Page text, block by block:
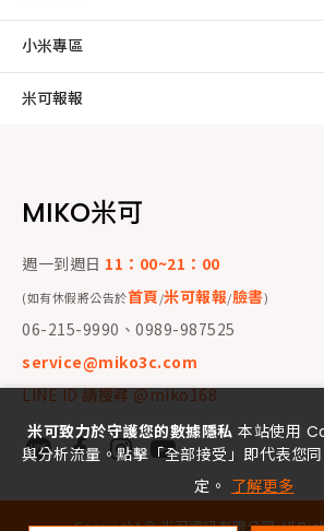
小米專區
米可報報
MIKO米可
週一到週日 11：00~21：00
(如有休假將公告於首頁/米可報報/臉書)
06-215-9990、0989-987525
service@miko3c.com
LINE ID 請搜尋 @miko168
Copyright ©米可資訊有限公司All
米可致力於守護您的數據隱私 本站使用
與分析流量。點擊「全部接受」即代表您
定。 了解更多